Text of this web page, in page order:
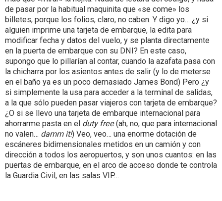
de pasar por la habitual maquinita que «se come» los
billetes, porque los folios, claro, no caben. Y digo yo… ¿y si
alguien imprime una tarjeta de embarque, la edita para
modificar fecha y datos del vuelo, y se planta directamente
en la puerta de embarque con su DNI? En este caso,
supongo que lo pillarían al contar, cuando la azafata pasa con
la chicharra por los asientos antes de salir (y lo de meterse
en el baño ya es un poco demasiado James Bond) Pero ¿y
si simplemente la usa para acceder a la terminal de salidas,
a la que sólo pueden pasar viajeros con tarjeta de embarque?
¿O si se llevo una tarjeta de embarque internacional para
ahorrarme pasta en el duty free(ah, no, que para internacional
no valen… damm it!) Veo, veo… una enorme dotación de
escáneres bidimensionales metidos en un camión y con
dirección a todos los aeropuertos, y son unos cuantos: en las
puertas de embarque, en el arco de acceso donde te controla
la Guardia Civil, en las salas VIP…